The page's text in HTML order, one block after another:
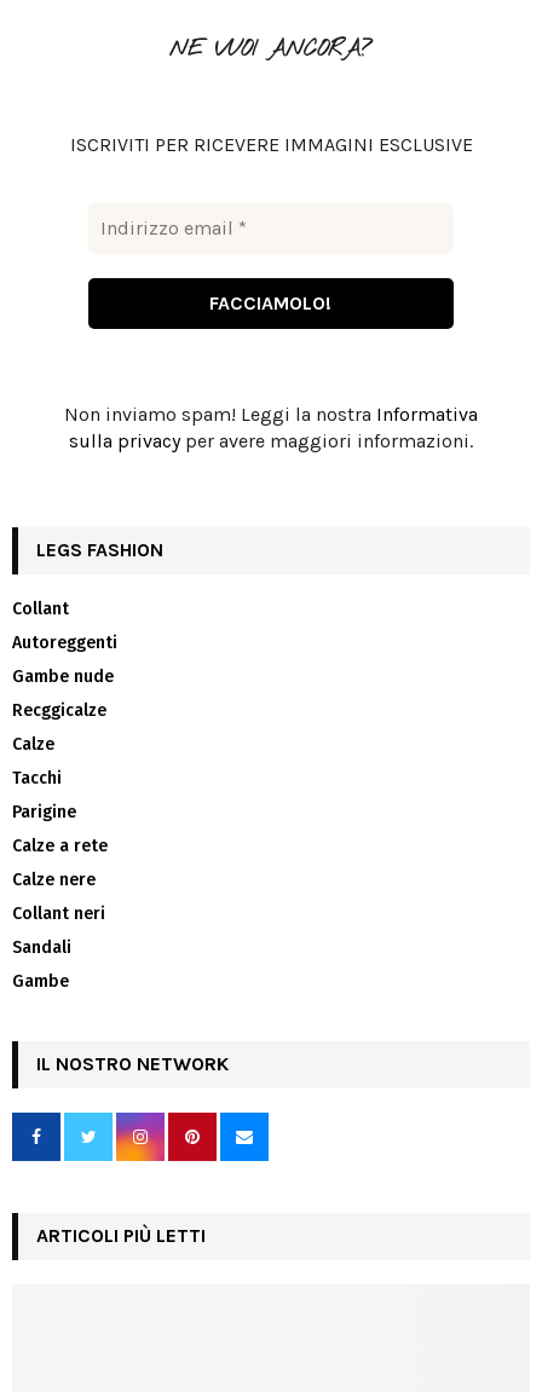
NE VUOI ANCORA?
ISCRIVITI PER RICEVERE IMMAGINI ESCLUSIVE
Non inviamo spam! Leggi la nostra Informativa
sulla privacyper avere maggiori informazioni.
LEGS FASHION
Collant
Autoreggenti
Gambe nude
Recggicalze
Calze
Tacchi
Parigine
Calze a rete
Calze nere
Collant neri
Sandali
Gambe
IL NOSTRO NETWORK
ARTICOLI PIÙ LETTI